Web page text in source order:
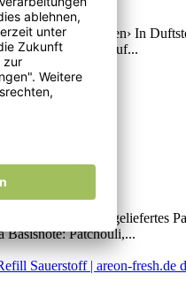
benutzt werden› In
die Duftprobe auf...
Design › Mitgeliefertes
Patchouli,...